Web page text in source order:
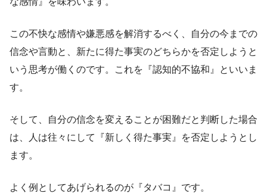
この不快な感情や嫌悪感を解消するべく、自分の今までの
信念や言動と、新たに得た事実のどちらかを否定しようと
いう思考が働くのです。これを『認知的不協和』といいま
す。
そして、自分の信念を変えることが困難だと判断した場合
は、人は往々にして『新しく得た事実』を否定しようとし
ます。
よく例としてあげられるのが『タバコ』です。